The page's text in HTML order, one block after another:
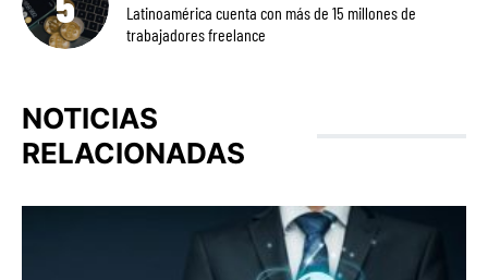
Latinoamérica cuenta con más de 15 millones de
trabajadores freelance
NOTICIAS
RELACIONADAS